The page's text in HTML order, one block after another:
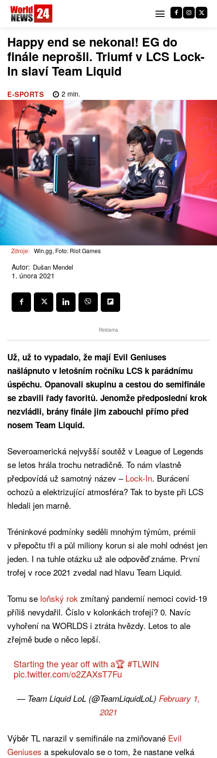
Happy end se nekonal! EG do
finále neprošli. Triumf v LCS Lock-
In slaví Team Liquid
E-SPORTS 2 min.
Zdroje: Win.gg, Foto: Riot Games
Autor: Dušan Mendel
1. února 2021
Reklama
Už, už to vypadalo, že mají Evil Geniuses
našlápnuto v letošním ročníku LCS k parádnímu
úspěchu. Opanovali skupinu a cestou do semifinále
se zbavili řady favoritů. Jenomže předposlední krok
nezvládli, brány finále jim zabouchl přímo před
nosem Team Liquid.
Severoamerická nejvyšší soutěž v League of Legends
se letos hrála trochu netradičně. To nám vlastně
předpovídá už samotný název – Lock-In. Burácení
ochozů a elektrizující atmosféra? Tak to byste při LCS
hledali jen marně.
Tréninkové podmínky seděli mnohým týmům, prémii
v přepočtu tři a půl miliony korun si ale mohl odnést jen
jeden. I na tuhle otázku už ale odpověď známe. První
trofej v roce 2021 zvedal nad hlavu Team Liquid.
Tomu se loňský rok zmítaný pandemií nemoci covid-19
příliš nevydařil. Číslo v kolonkách trofejí? 0. Navíc
vyhoření na WORLDS i ztráta hvězdy. Letos to ale
zřejmě bude o něco lepší.
Starting the year off with a🏆 #TLWIN
pic.twitter.com/o2ZAXsT7Fu
— Team Liquid LoL (@TeamLiquidLoL) February 1,
2021
Výběr TL narazil v semifinále na zmiňované Evil
Geniuses a spekulovalo se o tom, že nastane velká